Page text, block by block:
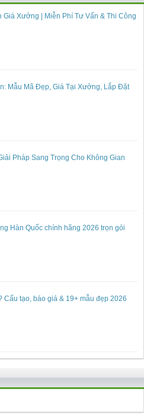
Giá Xưởng | Miễn Phí Tư Vấn & Thi Công
Mẫu Mã Đẹp, Giá Tại Xưởng, Lắp Đặt
Pháp Sang Trọng Cho Không Gian
Hàn Quốc chính hãng 2026 trọn gói
Cấu tạo, báo giá & 19+ mẫu đẹp 2026